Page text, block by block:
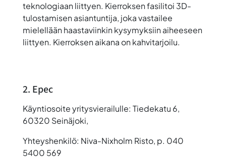
teknologiaan liittyen. Kierroksen fasilitoi 3D-
tulostamisen asiantuntija, joka vastailee
mielellään haastaviinkin kysymyksiin aiheeseen
liittyen. Kierroksen aikana on kahvitarjoilu.
2. Epec
Käyntiosoite yritysvierailulle: Tiedekatu 6,
60320 Seinäjoki,
Yhteyshenkilö: Niva-Nixholm Risto, p. 040
5400 569